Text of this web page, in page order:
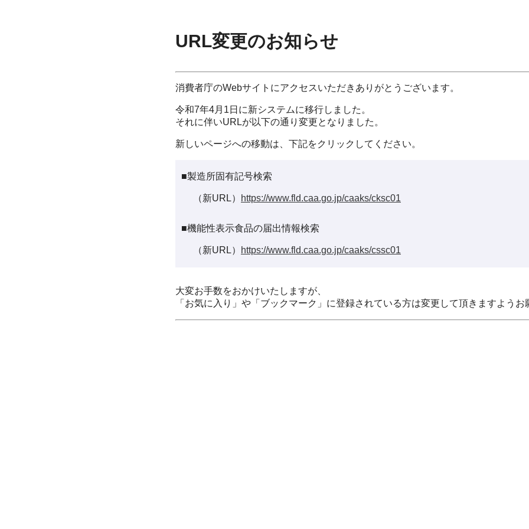
URL変更のお知らせ
消費者庁のWebサイトにアクセスいただきありがとうございます。
令和7年4月1日に新システムに移行しました。
それに伴いURLが以下の通り変更となりました。
新しいページへの移動は、下記をクリックしてください。
■製造所固有記号検索
（新URL） https://www.fld.caa.go.jp/caaks/cksc01
■機能性表示食品の届出情報検索
（新URL） https://www.fld.caa.go.jp/caaks/cssc01
大変お手数をおかけいたしますが、
「お気に入り」や「ブックマーク」に登録されている方は変更して頂きますようお